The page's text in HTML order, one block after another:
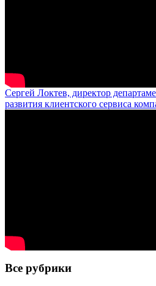
Сергей Локтев, директор
развития клиентского сервиса
Все рубрики